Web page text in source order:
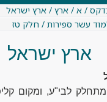
/ א / ארץ / ארץ ישראל
עשר ספירות / חלק טז
ארץ ישראל
לבי"ע, ומקום